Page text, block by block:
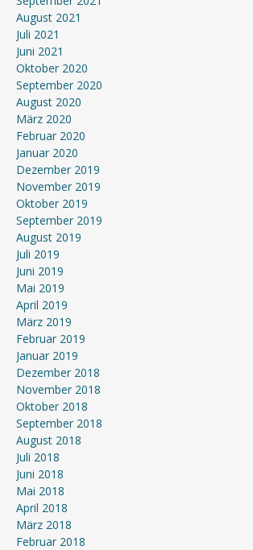
August 2021
Juli 2021
Juni 2021
Oktober 2020
September 2020
August 2020
März 2020
Februar 2020
Januar 2020
Dezember 2019
November 2019
Oktober 2019
September 2019
August 2019
Juli 2019
Juni 2019
Mai 2019
April 2019
März 2019
Februar 2019
Januar 2019
Dezember 2018
November 2018
Oktober 2018
September 2018
August 2018
Juli 2018
Juni 2018
Mai 2018
April 2018
März 2018
Februar 2018